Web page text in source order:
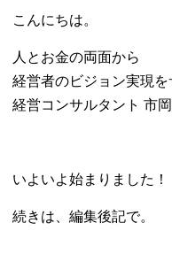
こんにちは。
人とお金の両面から
経営者のビジョン実現
経営コンサルタント 市岡
いよいよ始まりました！
続きは、編集後記で。